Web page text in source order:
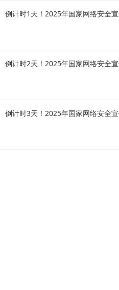
倒计时1天！2025年国家网络安全
倒计时2天！2025年国家网络安全
倒计时3天！2025年国家网络安全